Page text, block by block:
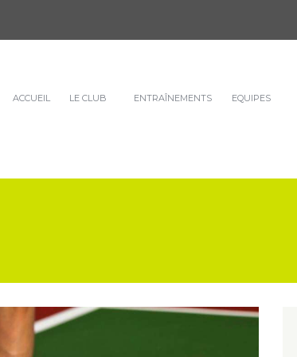
ACCUEIL LE CLUB ENTRAÎNEMENTS EQUIPES